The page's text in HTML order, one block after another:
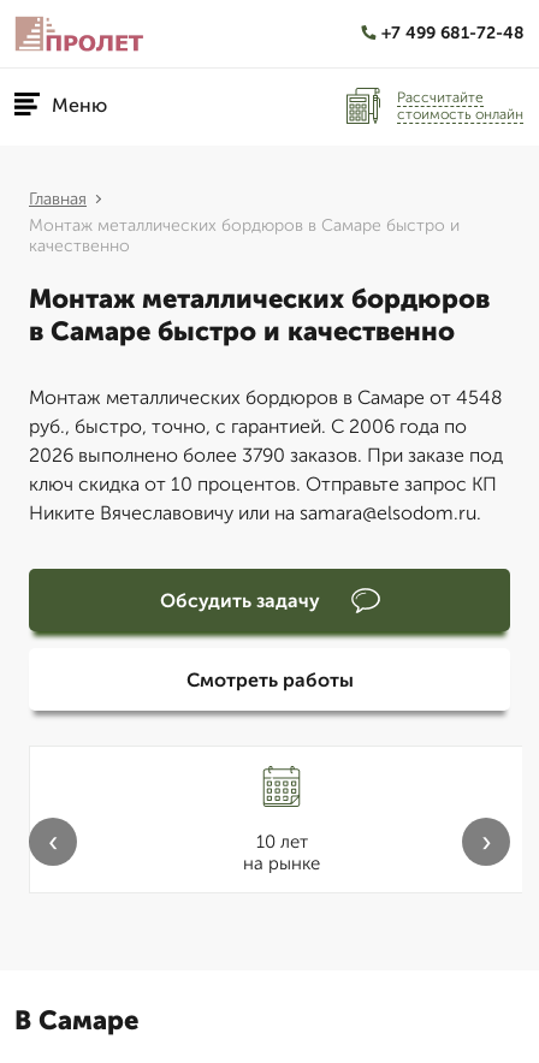
+7 499 681-72-48
Меню
Рассчитайте
стоимость онлайн
Главная
Монтаж металлических бордюров в Самаре быстро и
качественно
Монтаж металлических бордюров
в Самаре быстро и качественно
Монтаж металлических бордюров в Самаре от 4548
руб., быстро, точно, с гарантией. С 2006 года по
2026 выполнено более 3790 заказов. При заказе под
ключ скидка от 10 процентов. Отправьте запрос КП
Никите Вячеславовичу или на samara@elsodom.ru.
Обсудить задачу
Смотреть работы
10 лет
на рынке
‹ ›
В Самаре